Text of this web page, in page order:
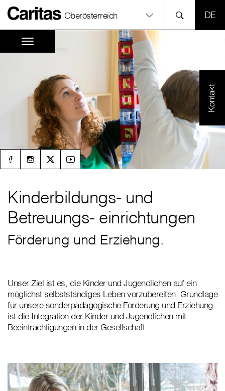
Oberösterreich
Kontakt
Kinderbildungs- und
Betreuungs- einrichtungen
Förderung und Erziehung.
Unser Ziel ist es, die Kinder und Jugendlichen auf ein
möglichst selbstständiges Leben vorzubereiten. Grundlage
für unsere sonderpädagogische Förderung und Erziehung
ist die Integration der Kinder und Jugendlichen mit
Beeinträchtigungen in der Gesellschaft.